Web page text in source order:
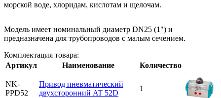
морской воде, хлоридам, кислотам и щелочам.
Модель имеет номинальный диаметр DN25 (1") и
предназначена для трубопроводов с малым сечением.
Комплектация товара:
Артикул
Наименование Количество
NK-
PPD52
Привод пневматический
двухсторонний AT 52D
1